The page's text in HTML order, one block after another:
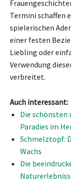
Termini schaffen
spielerischen
einer festen
Liebling oder
Verwendung
verbreitet.
Auch interessant:
Die schönsten
Paradies im
Schmelztopf:
Wachs
Die